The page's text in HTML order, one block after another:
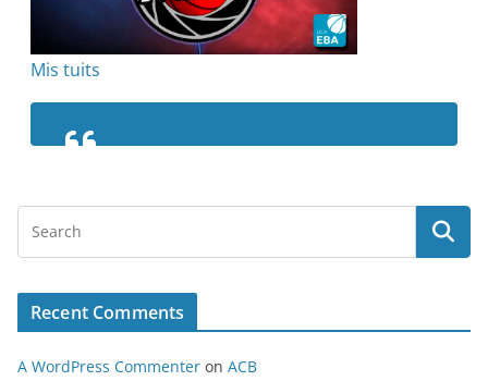
Mis tuits
Recent Comments
A WordPress Commenter on ACB